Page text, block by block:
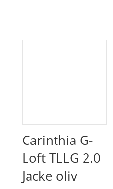
Carinthia G-
Loft TLLG 2.0
Jacke oliv